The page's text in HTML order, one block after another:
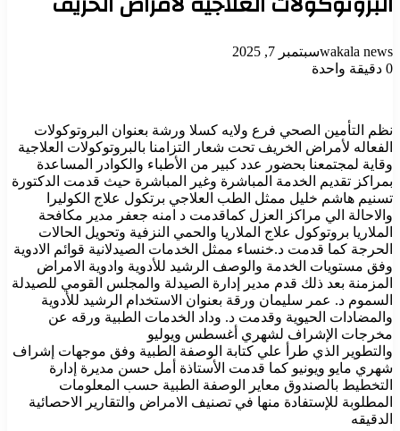
wakala newsسبتمبر 7, 2025
0 دقيقة واحدة
نظم التأمين الصحي فرع ولايه كسلا ورشة بعنوان البروتوكولات
الفعاله لأمراض الخريف تحت شعار التزامنا بالبروتوكولات العلاجية
وقاية لمجتمعنا بحضور عدد كبير من الأطباء والكوادر المساعدة
بمراكز تقديم الخدمة المباشرة وغير المباشرة حيث قدمت الدكتورة
تسنيم هاشم خليل ممثل الطب العلاجي برتكول علاج الكوليرا
والاحالة الي مراكز العزل كماقدمت د امنه جعفر مدير مكافحة
الملاريا بروتوكول علاج الملاريا والحمي النزفية وتحويل الحالات
الحرجة كما قدمت د.خنساء ممثل الخدمات الصيدلانية قوائم الادوية
وفق مستويات الخدمة والوصف الرشيد للأدوية وادوية الامراض
المزمنة بعد ذلك قدم مدير إدارة الصيدلة والمجلس القومي للصيدلة
السموم د. عمر سليمان ورقة بعنوان الاستخدام الرشيد للأدوية
والمضادات الحيوية وقدمت د. وداد الخدمات الطبية ورقه عن
مخرجات الإشراف لشهري أغسطس ويوليو
والتطوير الذي طرأ علي كتابة الوصفة الطبية وفق موجهات إشراف
شهري مايو ويونيو كما قدمت الأستاذة أمل حسن مديرة إدارة
التخطيط بالصندوق معاير الوصفة الطبية حسب المعلومات
المطلوبة للإستفادة منها في تصنيف الامراض والتقارير الاحصائية
الدقيقه